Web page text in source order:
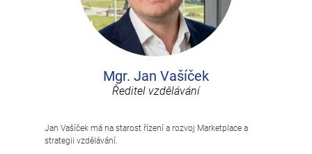
Mgr. Jan Vašíček
Ředitel vzdělávání
Jan Vašíček má na starost řízení a rozvoj Marketplace a
strategii vzdělávání.